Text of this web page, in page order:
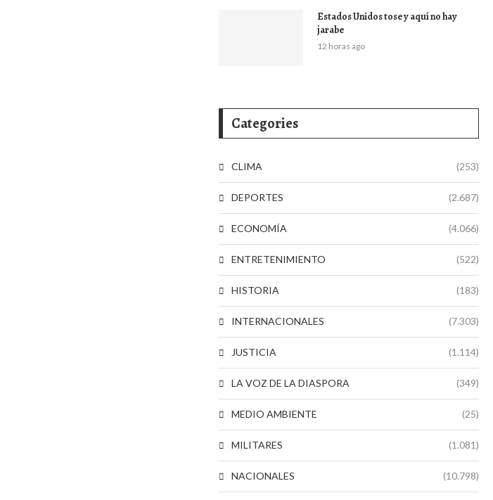
Estados Unidos tose y aquí no hay
jarabe
12 horas ago
Categories
CLIMA (253)
DEPORTES (2.687)
ECONOMÍA (4.066)
ENTRETENIMIENTO (522)
HISTORIA (183)
INTERNACIONALES (7.303)
JUSTICIA (1.114)
LA VOZ DE LA DIASPORA (349)
MEDIO AMBIENTE (25)
MILITARES (1.081)
NACIONALES (10.798)